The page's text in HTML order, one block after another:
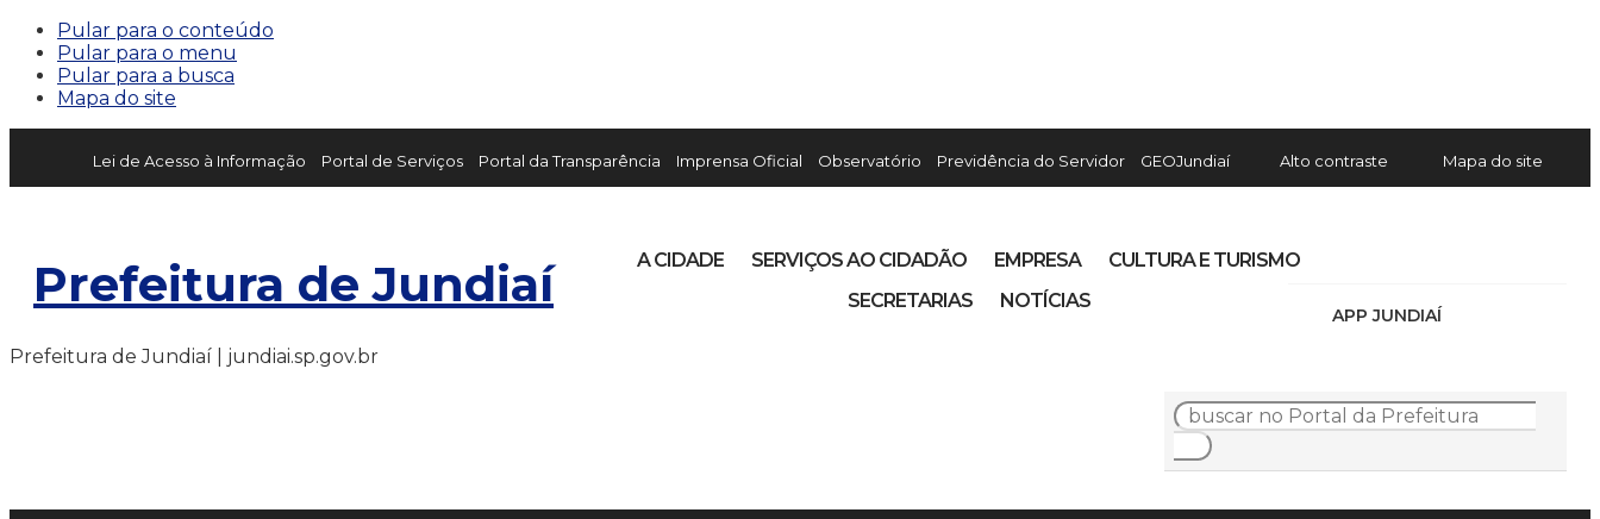
Pular para o conteúdo
Pular para o menu
Pular para a busca
Mapa do site
Lei de Acesso à Informação Portal de Serviços Portal da Transparência Imprensa Oficial Observatório Previdência do Servidor GEOJundiaí Alto contraste Mapa do site
Prefeitura de Jundiaí
APP JUNDIAÍ
A CIDADE SERVIÇOS AO CIDADÃO EMPRESA
CULTURA E TURISMO
SECRETARIAS
NOTÍCIAS
Prefeitura de Jundiaí | jundiai.sp.gov.br